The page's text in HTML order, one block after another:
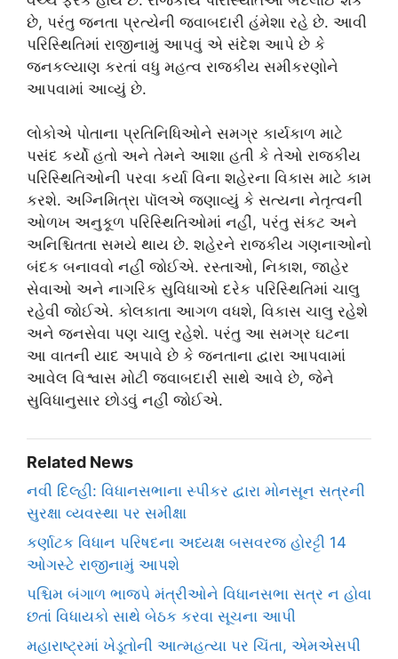
છે, પરંતુ જનતા પ્રત્યેની જવાબદારી હંમેશા રહે છે. આવી
પરિસ્થિતિમાં રાજીનામું આપવું એ સંદેશ આપે છે કે
જનકલ્યાણ કરતાં વધુ મહત્વ રાજકીય સમીકરણોને
આપવામાં આવ્યું છે.
લોકોએ પોતાના પ્રતિનિધિઓને સમગ્ર કાર્યકાળ માટે
પસંદ કર્યો હતો અને તેમને આશા હતી કે તેઓ રાજકીય
પરિસ્થિતિઓની પરવા કર્યા વિના શહેરના વિકાસ માટે કામ
કરશે. અગ્નિમિત્રા પૉલએ જણાવ્યું કે સત્યના નેતૃત્વની
ઓળખ અનુકૂળ પરિસ્થિતિઓમાં નહીં, પરંતુ સંકટ અને
અનિશ્ચિતતા સમયે થાય છે. શહેરને રાજકીય ગણનાઓનો
બંદક બનાવવો નહીં જોઈએ. રસ્તાઓ, નિકાશ, જાહેર
સેવાઓ અને નાગરિક સુવિધાઓ દરેક પરિસ્થિતિમાં ચાલુ
રહેવી જોઈએ. કોલકાતા આગળ વધશે, વિકાસ ચાલુ રહેશે
અને જનસેવા પણ ચાલુ રહેશે. પરંતુ આ સમગ્ર ઘટના
આ વાતની યાદ અપાવે છે કે જનતાના દ્વારા આપવામાં
આવેલ વિશ્વાસ મોટી જવાબદારી સાથે આવે છે, જેને
સુવિધાનુસાર છોડવું નહીં જોઈએ.
Related News
નવી દિલ્હી: વિધાનસભાના સ્પીકર દ્વારા મોનસૂન સત્રની
સુરક્ષા વ્યવસ્થા પર સમીક્ષા
કર્ણાટક વિધાન પરિષદના અધ્યક્ષ બસવરજ હોરટ્ટી 14
ઓગસ્ટે રાજીનામું આપશે
પશ્ચિમ બંગાળ ભાજપે મંત્રીઓને વિધાનસભા સત્ર ન હોવા
છતાં વિધાયકો સાથે બેઠક કરવા સૂચના આપી
મહારાષ્ટ્રમાં ખેડૂતોની આત્મહત્યા પર ચિંતા, એમએસપી